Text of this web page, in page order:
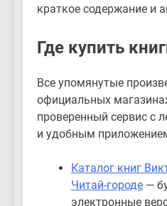
краткое содержание и
Где купить
Все упомянутые
официальных
проверенный сервис с
и удобным
Каталог книг
Читай-городе —
электронные